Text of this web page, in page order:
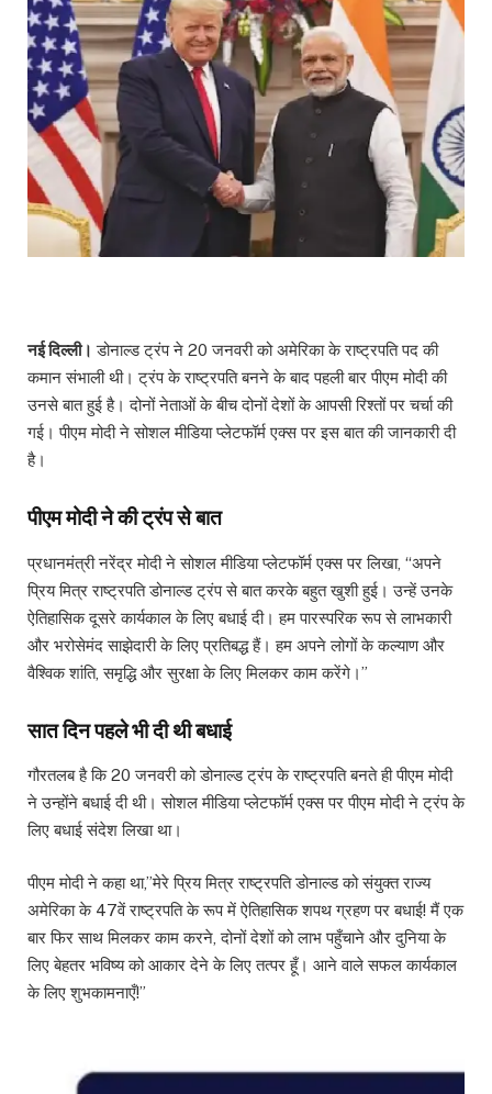
नई दिल्ली। डोनाल्ड ट्रंप ने 20 जनवरी को अमेरिका के राष्ट्रपति पद की
कमान संभाली थी। ट्रंप के राष्ट्रपति बनने के बाद पहली बार पीएम मोदी की
उनसे बात हुई है। दोनों नेताओं के बीच दोनों देशों के आपसी रिश्तों पर चर्चा की
गई। पीएम मोदी ने सोशल मीडिया प्लेटफॉर्म एक्स पर इस बात की जानकारी दी
है।
पीएम मोदी ने की ट्रंप से बात
प्रधानमंत्री नरेंद्र मोदी ने सोशल मीडिया प्लेटफॉर्म एक्स पर लिखा, “अपने
प्रिय मित्र राष्ट्रपति डोनाल्ड ट्रंप से बात करके बहुत खुशी हुई। उन्हें उनके
ऐतिहासिक दूसरे कार्यकाल के लिए बधाई दी। हम पारस्परिक रूप से लाभकारी
और भरोसेमंद साझेदारी के लिए प्रतिबद्ध हैं। हम अपने लोगों के कल्याण और
वैश्विक शांति, समृद्धि और सुरक्षा के लिए मिलकर काम करेंगे।”
सात दिन पहले भी दी थी बधाई
गौरतलब है कि 20 जनवरी को डोनाल्ड ट्रंप के राष्ट्रपति बनते ही पीएम मोदी
ने उन्होंने बधाई दी थी। सोशल मीडिया प्लेटफॉर्म एक्स पर पीएम मोदी ने ट्रंप के
लिए बधाई संदेश लिखा था।
पीएम मोदी ने कहा था,”मेरे प्रिय मित्र राष्ट्रपति डोनाल्ड को संयुक्त राज्य
अमेरिका के 47वें राष्ट्रपति के रूप में ऐतिहासिक शपथ ग्रहण पर बधाई! मैं एक
बार फिर साथ मिलकर काम करने, दोनों देशों को लाभ पहुँचाने और दुनिया के
लिए बेहतर भविष्य को आकार देने के लिए तत्पर हूँ। आने वाले सफल कार्यकाल
के लिए शुभकामनाएँ!”